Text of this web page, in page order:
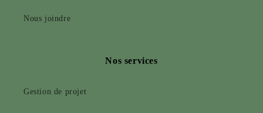
Nous joindre
Nos services
Gestion de projet